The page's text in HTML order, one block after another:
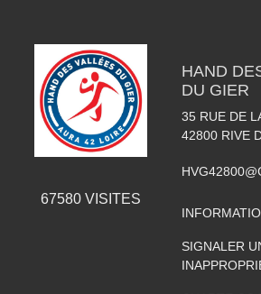
67580VISITES
HAND
DU GIER
35 RUE DE
42800 RIVE
SIGNALER